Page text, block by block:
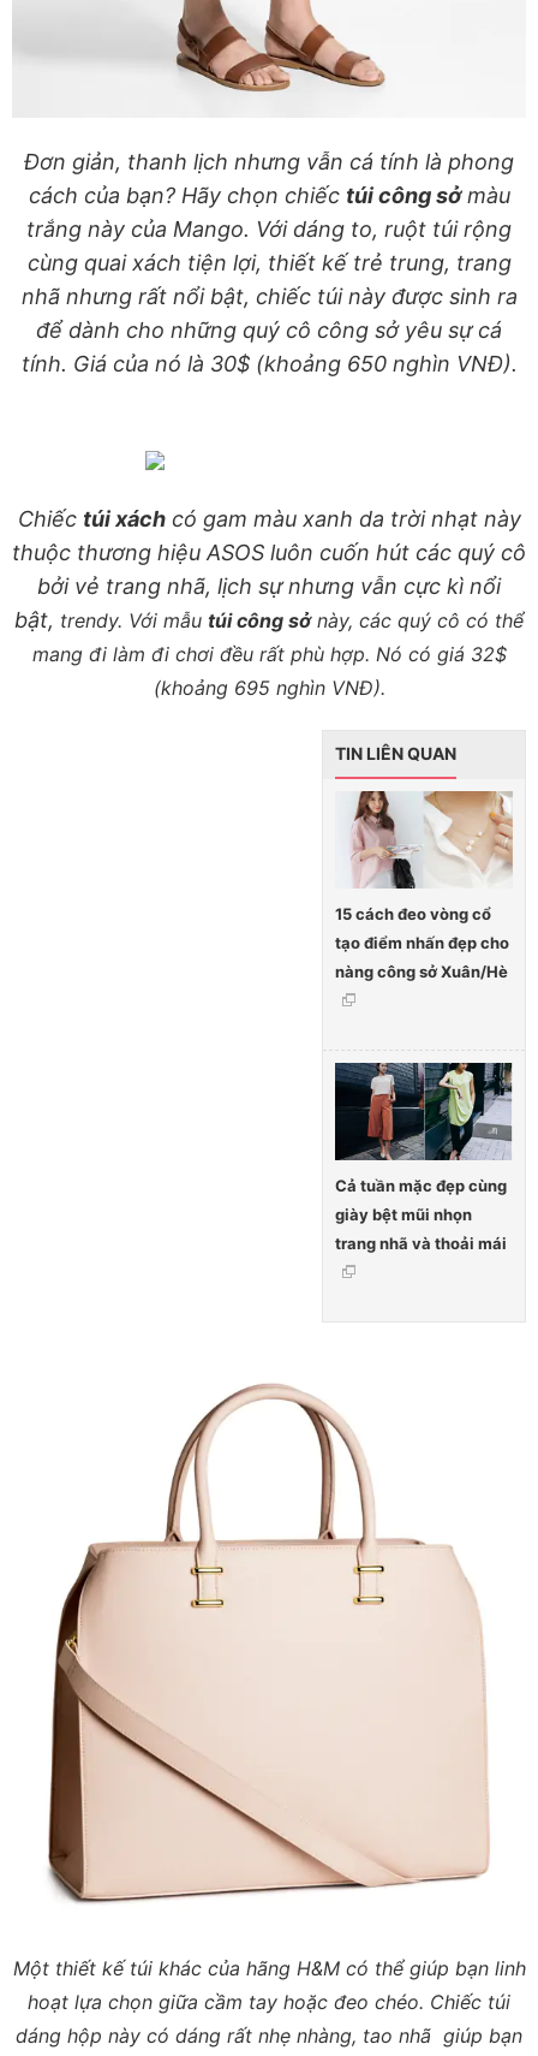
Đơn giản, thanh lịch nhưng vẫn cá tính là phong
cách của bạn? Hãy chọn chiếc túi công sởmàu
trắng này của Mango. Với dáng to, ruột túi rộng
cùng quai xách tiện lợi, thiết kế trẻ trung, trang
nhã nhưng rất nổi bật, chiếc túi này được sinh ra
để dành cho những quý cô công sở yêu sự cá
tính. Giá của nó là 30$ (khoảng 650 nghìn VNĐ).
Chiếc túi xáchcó gam màu xanh da trời nhạt này
thuộc thương hiệu ASOS luôn cuốn hút các quý cô
bởi vẻ trang nhã, lịch sự nhưng vẫn cực kì nổi
bật, trendy. Với mẫu túi công sởnày, các quý cô có thể
mang đi làm đi chơi đều rất phù hợp. Nó có giá 32$
(khoảng 695 nghìn VNĐ).
TIN LIÊN QUAN
15 cách đeo vòng cổ
tạo điểm nhấn đẹp cho
nàng công sở Xuân/Hè
Cả tuần mặc đẹp cùng
giày bệt mũi nhọn
trang nhã và thoải mái
Một thiết kế túi khác của hãng H&M có thể giúp bạn linh
hoạt lựa chọn giữa cầm tay hoặc đeo chéo. Chiếc túi
dáng hộp này có dáng rất nhẹ nhàng, tao nhã giúp bạn